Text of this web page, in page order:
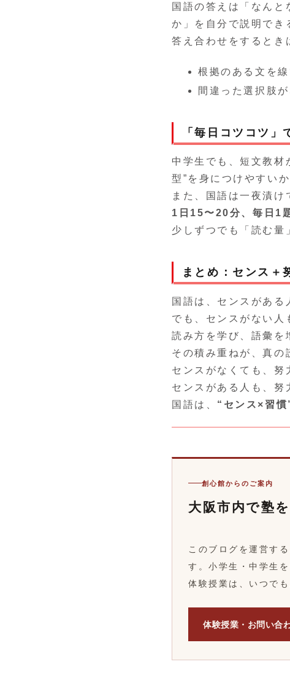
国語の答えは「なん
か」を自分で説明でき
答え合わせをするとき
根拠のある文を線
間違った選択肢
「毎日コツコツ」
中学生でも、短文教材
型”を身につけやすいか
また、国語は一夜漬け
1日15〜20分、毎日1
少しずつでも「読む量
まとめ：センス＋
国語は、センスがある
でも、センスがない人
読み方を学び、語彙
その積み重ねが、真の
センスがなくても、努
センスがある人も、努
国語は、 “センス×習
創心館からのご案内
大阪市内で塾
このブログを運営す
す。小学生・中学生
体験授業は、いつで
体験授業・お問い